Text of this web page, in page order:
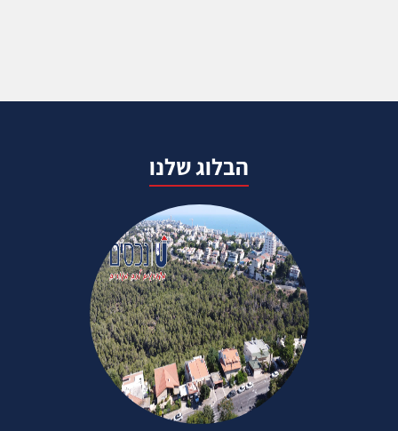
הבלוג שלנו